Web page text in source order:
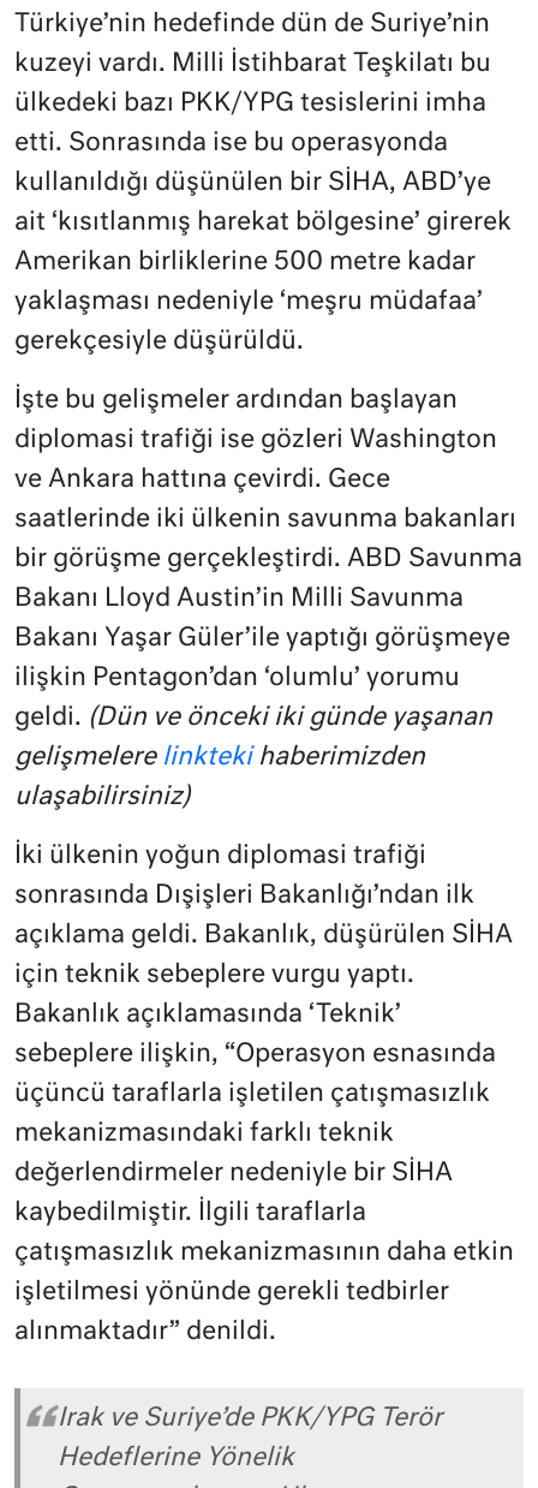
Türkiye’nin hedefinde dün de Suriye’nin
kuzeyi vardı. Milli İstihbarat Teşkilatı bu
ülkedeki bazı PKK/YPG tesislerini imha
etti. Sonrasında ise bu operasyonda
kullanıldığı düşünülen bir SİHA, ABD’ye
ait ‘kısıtlanmış harekat bölgesine’ girerek
Amerikan birliklerine 500 metre kadar
yaklaşması nedeniyle ‘meşru müdafaa’
gerekçesiyle düşürüldü.
İşte bu gelişmeler ardından başlayan
diplomasi trafiği ise gözleri Washington
ve Ankara hattına çevirdi. Gece
saatlerinde iki ülkenin savunma bakanları
bir görüşme gerçekleştirdi. ABD Savunma
Bakanı Lloyd Austin’in Milli Savunma
Bakanı Yaşar Güler’ile yaptığı görüşmeye
ilişkin Pentagon’dan ‘olumlu’ yorumu
geldi. (Dün ve önceki iki günde yaşanan
gelişmelere linktekihaberimizden
ulaşabilirsiniz)
İki ülkenin yoğun diplomasi trafiği
sonrasında Dışişleri Bakanlığı’ndan ilk
açıklama geldi. Bakanlık, düşürülen SİHA
için teknik sebeplere vurgu yaptı.
Bakanlık açıklamasında ‘Teknik’
sebeplere ilişkin, “Operasyon esnasında
üçüncü taraflarla işletilen çatışmasızlık
mekanizmasındaki farklı teknik
değerlendirmeler nedeniyle bir SİHA
kaybedilmiştir. İlgili taraflarla
çatışmasızlık mekanizmasının daha etkin
işletilmesi yönünde gerekli tedbirler
alınmaktadır” denildi.
Irak ve Suriye’de PKK/YPG Terör
Hedeflerine Yönelik